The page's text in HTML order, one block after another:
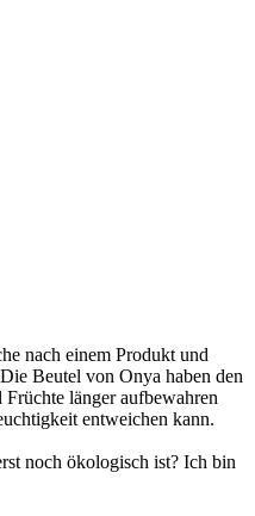
nach einem Produkt und
Beutel von Onya haben den
länger aufbewahren
entweichen kann.
noch ökologisch ist? Ich bin